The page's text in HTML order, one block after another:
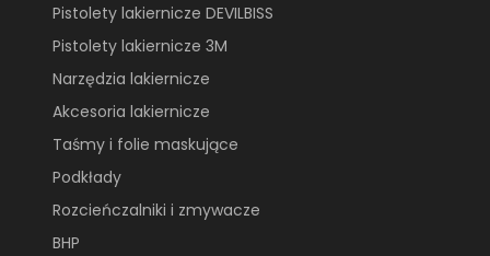
Pistolety lakiernicze DEVILBISS
Pistolety lakiernicze 3M
Narzędzia lakiernicze
Akcesoria lakiernicze
Taśmy i folie maskujące
Podkłady
Rozcieńczalniki i zmywacze
BHP